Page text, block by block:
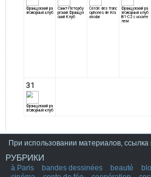
При использовании материалов, ссылка
РУБРИКИ
à Paris bandes dessinées beauté